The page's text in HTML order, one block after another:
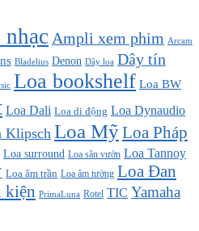
Ampli xem phim Arcam
Bladelius Denon Dây loa Dây tín
Loa bookshelf Loa BW
Loa Dali Loa di động Loa Dynaudio
Klipsch Loa MỹLoa Pháp
Loa surround Loa sân vườn Loa Tannoy
Loa âm trần Loa âm tường Loa Đan
kiện PrimaLuna Rotel TIC Yamaha